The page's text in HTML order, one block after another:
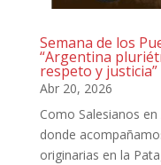
Semana de los
“Argentina
respeto y justicia”
Abr 20, 2026
Como Salesianos
donde
originarias en la